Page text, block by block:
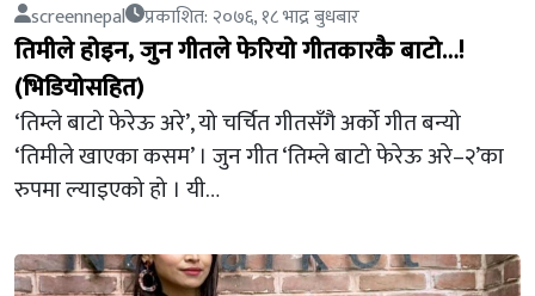
screennepal प्रकाशित: २०७६, १८ भाद्र बुधबार
तिमीले होइन, जुन गीतले फेरियो गीतकारकै बाटो…!
(भिडियोसहित)
‘तिम्ले बाटो फेरेऊ अरे’, यो चर्चित गीतसँगै अर्को गीत बन्यो
‘तिमीले खाएका कसम’ । जुन गीत ‘तिम्ले बाटो फेरेऊ अरे–२’का
रुपमा ल्याइएको हो । यी…